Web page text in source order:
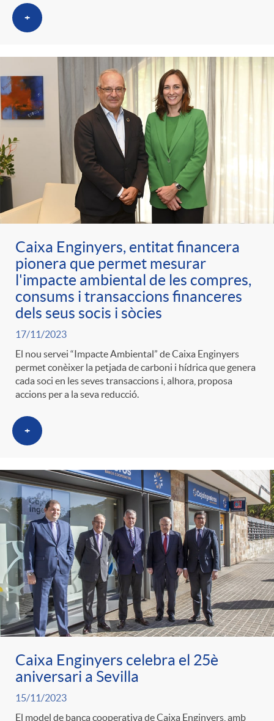
i
a
s
+
Caixa Enginyers, entitat financera
pionera que permet mesurar
l'impacte ambiental de les compres,
consums i transaccions financeres
dels seus socis i sòcies
17/11/2023
El nou servei “Impacte Ambiental” de Caixa Enginyers
permet conèixer la petjada de carboni i hídrica que genera
cada soci en les seves transaccions i, alhora, proposa
accions per a la seva reducció.
+
Caixa Enginyers celebra el 25è
aniversari a Sevilla
15/11/2023
El model de banca cooperativa de Caixa Enginyers, amb